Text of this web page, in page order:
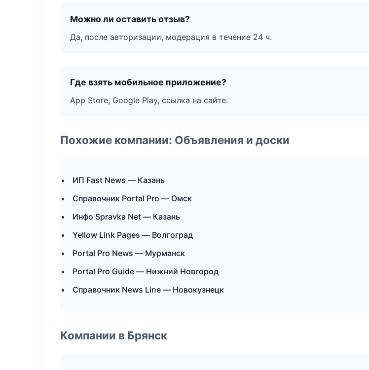
Можно ли оставить отзыв?
Да, после авторизации, модерация в течение 24 ч.
Где взять мобильное приложение?
App Store, Google Play, ссылка на сайте.
Похожие компании: Объявления и доски
ИП Fast News — Казань
Справочник Portal Pro — Омск
Инфо Spravka Net — Казань
Yellow Link Pages — Волгоград
Portal Pro News — Мурманск
Portal Pro Guide — Нижний Новгород
Справочник News Line — Новокузнецк
Компании в Брянск